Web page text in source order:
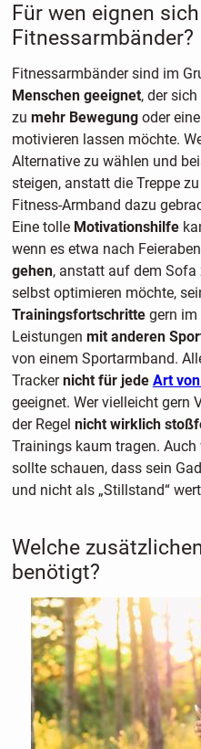
Für wen eignen
Fitnessarmbänder?
Fitnessarmbänder sind im
Menschen geeignet, der
zu mehr Bewegungoder
motivieren lassen möchte.
Alternative zu wählen und
steigen, anstatt die Treppe
Fitness-Armband dazu
Eine tolle Motivationshilfe
wenn es etwa nach
gehen, anstatt auf dem Sofa
selbst optimieren möchte,
Trainingsfortschritte gern im
Leistungen mit anderen
von einem Sportarmband.
Trackernicht für jede Art
geeignet. Wer vielleicht gern
der Regel nicht wirklich
Trainings kaum tragen. Auch
sollte schauen, dass sein
und nicht als „Stillstand“
Welche
benötigt?